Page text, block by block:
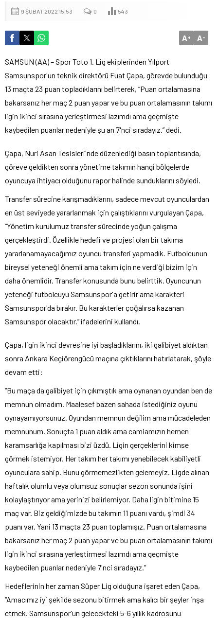
9 ŞUBAT 2022 15:53 0 543
A+ A-
SAMSUN (AA) – Spor Toto 1. Lig ekiplerinden Yılport
Samsunspor'un teknik direktörü Fuat Çapa, görevde bulunduğu
13 maçta 23 puan topladıklarını belirterek, “Puan ortalamasına
bakarsanız her maç 2 puan yapar ve bu puan ortalamasının takımı
ligin ikinci sırasına yerleştirmesi lazımdı ama geçmişte
kaybedilen puanlar nedeniyle şu an 7'nci sıradayız.” dedi.
Çapa, Nuri Asan Tesisleri'nde düzenlediği basın toplantısında,
göreve geldikten sonra yönetime takımın hangi bölgelerde
oyuncuya ihtiyacı olduğunu rapor halinde sunduklarını söyledi.
Transfer sürecine karışmadıklarını, sadece mevcut oyunculardan
en üst seviyede yararlanmak için çalıştıklarını vurgulayan Çapa,
“Yönetim kurulumuz transfer sürecinde yoğun çalışma
gerçekleştirdi. Özellikle hedefi ve projesi olan bir takıma
yararlanamayacağımız oyuncu transferi yapmadık. Futbolcunun
bireysel yeteneği önemli ama takım için ne verdiği bizim için
daha önemlidir. Transfer konusunda bunu belirttik. Oyuncunun
yeteneği futbolcuyu Samsunspor'a getirir ama karakteri
Samsunspor'da bırakır. Bu karakterler çoğalırsa kazanan
Samsunspor olacaktır.” ifadelerini kullandı.
Çapa, ligin ikinci devresine iyi başladıklarını, iki galibiyet aldıktan
sonra Ankara Keçiörengücü maçına çıktıklarını hatırlatarak, şöyle
devam etti:
“Bu maça da galibiyet için çıkmıştık ama oynanan oyundan ben de
memnun olmadım. Maalesef bazen sahada istediğiniz oyunu
oynayamıyorsunuz. Oyundan memnun değilim ama mücadeleden
memnunum. Sonuçta 1 puan aldık ama camiamızın hemen
karamsarlığa kapılması bizi üzdü. Ligin gerçeklerini kimse
görmek istemiyor. Her takım her takımı yenebilecek kabiliyetli
oyunculara sahip. Bunu görmemezlikten gelemeyiz. Ligde alınan
haftalık olumlu veya olumsuz sonuçlar sezon sonunda işini
kolaylaştırıyor ama yerinizi belirlemiyor. Daha ligin bitimine 15
maç var. Biz geldiğimizde bu takımın 11 puanı vardı, şimdi 34
puanı var. Yani 13 maçta 23 puan toplamışız. Puan ortalamasına
bakarsanız her maç 2 puan yapar ve bu puan ortalamasının takımı
ligin ikinci sırasına yerleştirmesi lazımdı ama geçmişte
kaybedilen puanlar nedeniyle 7'nci sıradayız.”
Hedeflerinin her zaman Süper Lig olduğuna işaret eden Çapa,
“Amacımız iyi şekilde sezonu bitirmek ama kalıcı bir şeyler inşa
etmek. Samsunspor'un gelecekteki 5-6 yıllık kadrosunu